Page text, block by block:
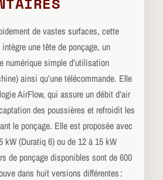
de vastes surfaces, cette
une tête de ponçage, un
numérique simple d’utilisation
ainsi qu’une télécommande. Elle
AirFlow, qui assure un débit d’air
des poussières et refroidit les
le ponçage. Elle est proposée avec
kW (Duratiq 6) ou de 12 à 15 kW
de ponçage disponibles sont de 600
dans huit versions différentes :